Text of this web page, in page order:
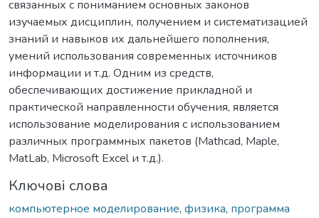
связанных с пониманием основных законов
изучаемых дисциплин, получением и систематизацией
знаний и навыков их дальнейшего пополнения,
умений использования современных источников
информации и т.д. Одним из средств,
обеспечивающих достижение прикладной и
практической направленности обучения, является
использование моделирования с использованием
различных программных пакетов (Mathcad, Maple,
MatLab, Microsoft Excel и т.д.).
Ключові слова
компьютерное моделирование, физика, программа